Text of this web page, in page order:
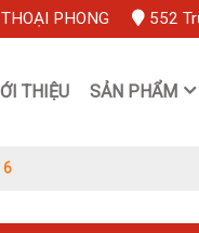
PHONG 552
THIỆU SẢN PHẨM
6